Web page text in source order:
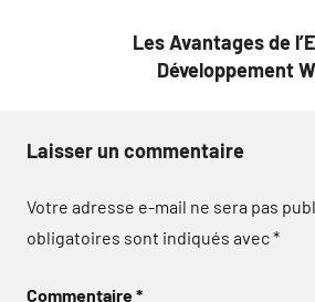
Les Avantages de
Développement
Laisser un commentaire
Votre adresse e-mail ne sera pas
obligatoires sont indiqués avec*
Commentaire*